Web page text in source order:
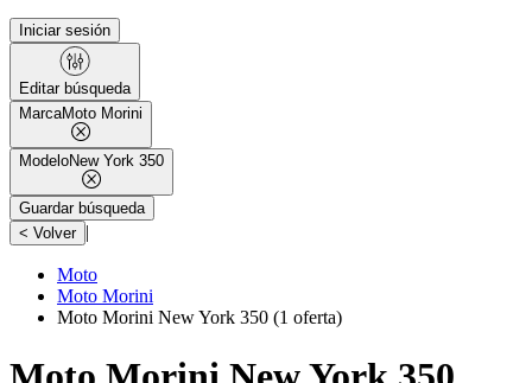
Iniciar sesión
Editar búsqueda
MarcaMoto Morini
ModeloNew York 350
Guardar búsqueda
< Volver |
Moto
Moto Morini
Moto Morini New York 350 (1 oferta)